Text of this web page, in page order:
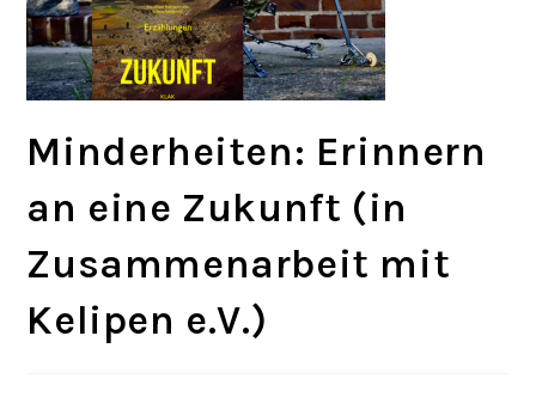
Minderheiten: Erinnern
an eine Zukunft (in
Zusammenarbeit mit
Kelipen e.V.)